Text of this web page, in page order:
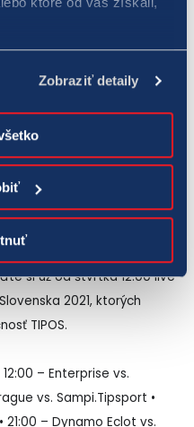
Zobraziť detaily
v rámci TIPOS Analyst
o 19:00 finálovým
priamo v Bratislave,
stráviť v TIPOS Chillout
uvidia na obrazovkách aj
si už od štvrtka 12:00 live
2021, ktorých
TIPOS.
12:00 – Enterprise vs.
vs. Sampi.Tipsport •
21:00 – Dynamo Eclot vs.